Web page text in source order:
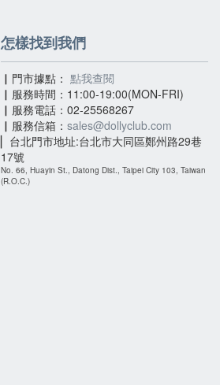
怎樣找到我們
▏門市據點： 點我查閱
▏服務時間：11:00-19:00(MON-FRI)
▏服務電話：02-25568267
▏服務信箱： sales@dollyclub.com
▏台北門市地址:台北市大同區鄭州路29巷
17號
No. 66, Huayin St., Datong Dist., Taipei City 103, Taiwan
(R.O.C.)